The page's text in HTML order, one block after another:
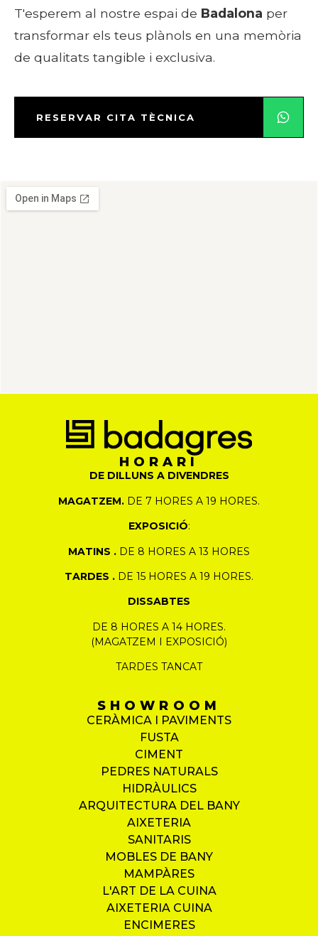
T'esperem al nostre espai de Badalona per
transformar els teus plànols en una memòria
de qualitats tangible i exclusiva.
RESERVAR CITA TÈCNICA
HORARI
DE DILLUNS A DIVENDRES
MAGATZEM. DE 7 HORES A 19 HORES.
EXPOSICIÓ:
MATINS . DE 8 HORES A 13 HORES
TARDES . DE 15 HORES A 19 HORES.
DISSABTES
DE 8 HORES A 14 HORES.
(MAGATZEM I EXPOSICIÓ)
TARDES TANCAT
SHOWROOM
CERÀMICA I PAVIMENTS
FUSTA
CIMENT
PEDRES NATURALS
HIDRÀULICS
ARQUITECTURA DEL BANY
AIXETERIA
SANITARIS
MOBLES DE BANY
MAMPÀRES
L'ART DE LA CUINA
AIXETERIA CUINA
ENCIMERES